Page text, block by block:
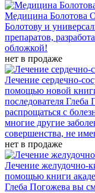
Медицина Болотова
Болотову и
препаратов,
обложкой!
нет в продаже
Лечение сердечно-
помощью новой
последователя
распрощаться с
многие другие
совершенства, не
нет в продаже
Лечение желудочно-
помощью книги
Глеба Погожева вы